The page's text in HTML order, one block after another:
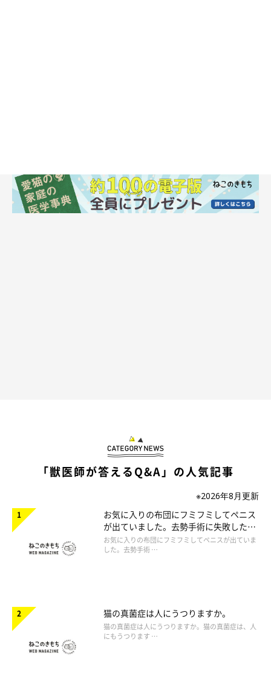
「獣医師が答えるQ&A」の人気記事
※2026年8月更新
お気に入りの布団にフミフミしてペニス
が出ていました。去勢手術に失敗したの
でしょうか。
お気に入りの布団にフミフミしてペニスが出ていま
した。去勢手術 …
猫の真菌症は人にうつりますか。
猫の真菌症は人にうつりますか。猫の真菌症は、人
にもうつります …